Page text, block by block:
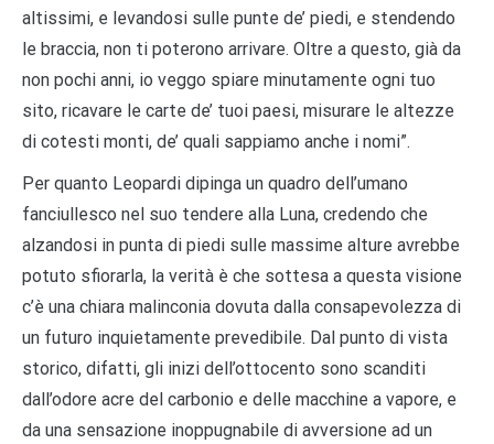
altissimi, e levandosi sulle punte de’ piedi, e stendendo
le braccia, non ti poterono arrivare. Oltre a questo, già da
non pochi anni, io veggo spiare minutamente ogni tuo
sito, ricavare le carte de’ tuoi paesi, misurare le altezze
di cotesti monti, de’ quali sappiamo anche i nomi”.
Per quanto Leopardi dipinga un quadro dell’umano
fanciullesco nel suo tendere alla Luna, credendo che
alzandosi in punta di piedi sulle massime alture avrebbe
potuto sfiorarla, la verità è che sottesa a questa visione
c’è una chiara malinconia dovuta dalla consapevolezza di
un futuro inquietamente prevedibile. Dal punto di vista
storico, difatti, gli inizi dell’ottocento sono scanditi
dall’odore acre del carbonio e delle macchine a vapore, e
da una sensazione inoppugnabile di avversione ad un